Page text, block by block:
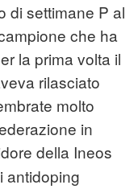
di settimane P al
che ha
la prima volta il
rilasciato
molto
in
della Ineos
antidoping